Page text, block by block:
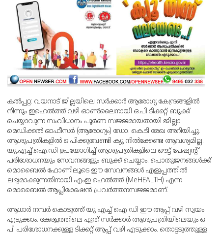
കല്‍പ്പറ്റ: വയനാട് ജില്ലയിലെ സര്‍ക്കാര്‍ ആരോഗ്യ കേന്ദ്രങ്ങളില്‍
നിന്നും ഇഹെല്‍ത്ത് വഴി ഓണ്‍ലൈനായി ഒ.പി ടിക്കറ്റ് ബുക്ക്
ചെയ്യാവുന്ന സംവിധാനം പൂര്‍ണ സജ്ജമായതായി ജില്ലാ
മെഡിക്കല്‍ ഓഫീസര്‍ (ആരോഗ്യം) ഡോ. കെ.ടി രേഖ അറിയിച്ചു.
ആശുപത്രികളില്‍ ഒ പിക്കുവേണ്ടി ക്യൂ നില്‍ക്കേണ്ട ആവശ്യമില്ല.
യു.എച്ച്.ഐ.ഡി ഉപയോഗിച്ച് ആശുപത്രികളിലെ ഔട്ട് പേഷ്യന്റ്
പരിശോധനയും സേവനങ്ങളും ബുക്ക് ചെയ്യാം. പൊതുജനങ്ങള്‍ക്ക്
മൊബൈല്‍ ഫോണിലൂടെ ഈ സേവനങ്ങള്‍ എളുപ്പത്തില്‍
ലഭ്യമാക്കുന്നതിനായി എംഇ ഹെല്‍ത്ത് (MeHEALTH) എന്ന
മൊബൈല്‍ ആപ്ലിക്കേഷന്‍ പ്രവര്‍ത്തനസജ്ജമാണ്.
ആധാര്‍ നമ്പര്‍ കൊടുത്ത് യു എച്ച് ഐ ഡി ഈ ആപ്പ് വഴി സ്വയം
എടുക്കാം. കേരളത്തിലെ ഏത് സര്‍ക്കാര്‍ ആശുപത്രിയിലെയും ഒ
പി പരിശോധനക്കുള്ള ടിക്കറ്റ് ആപ്പ് വഴി എടുക്കാം. തൊട്ടടുത്തുള്ള